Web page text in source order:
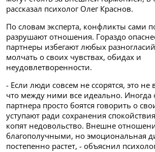
рассказал психолог Олег Краснов.
По словам эксперта, конфликты сами
разрушают отношения. Гораздо
партнеры избегают любых
молчать о своих чувствах, обидах и
неудовлетворенности.
- Если люди совсем не ссорятся, это не
что между ними все идеально.
партнера просто боятся говорить о
уступают ради сохранения
копят недовольство. Внешне
благополучными, но эмоциональная
постепенно растет, - объяснил